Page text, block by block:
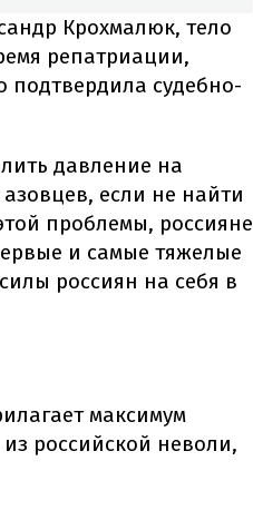
Крохмалюк, тело
репатриации,
подтвердила судебно-
давление на
если не найти
проблемы, россияне
и самые тяжелые
россиян на себя в
максимум
российской неволи,